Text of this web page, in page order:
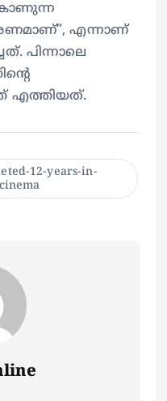
എന്നാണ്
പിന്നാലെ
എത്തിയത്.
12-years-in-